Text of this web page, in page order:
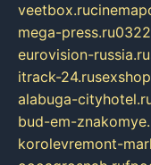
veetbox.ru
mega-press.ru
eurovision-russia.ru
itrack-24.ru
alabuga-
bud-em-
korolevremont-